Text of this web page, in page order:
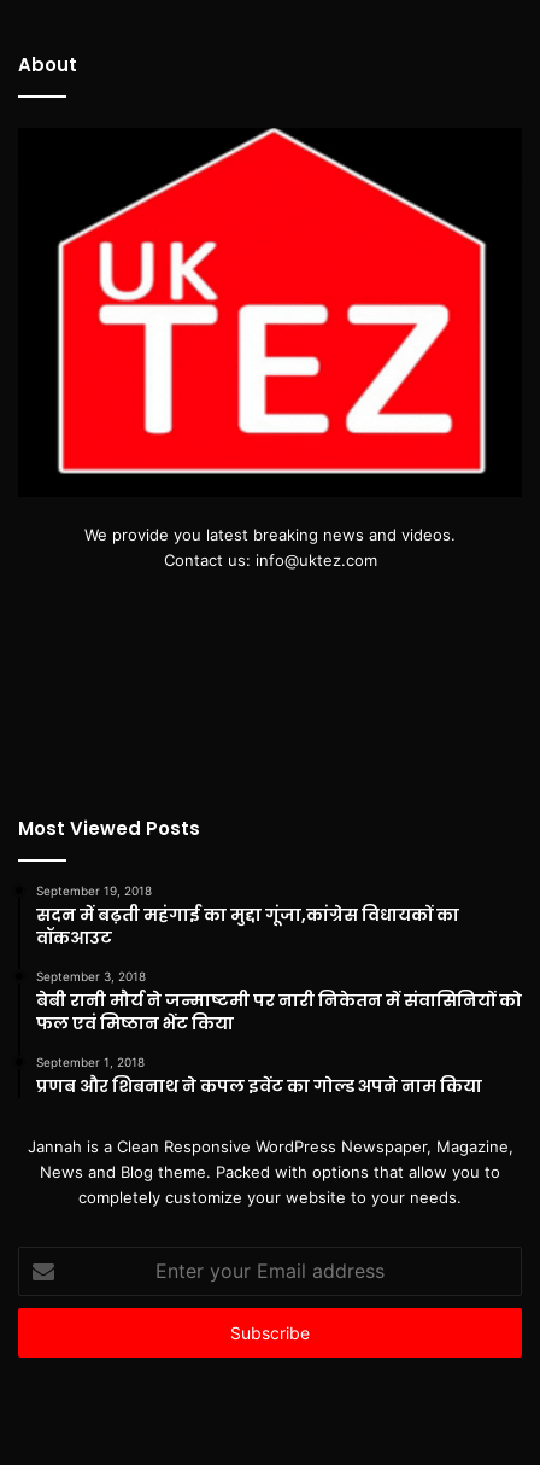
About
We provide you latest breaking news and videos.
Contact us: info@uktez.com
Most Viewed Posts
September 19, 2018
सदन में बढ़ती महंगाई का मुद्दा गूंजा,कांग्रेस विधायकों का
वॉकआउट
September 3, 2018
बेबी रानी मौर्य ने जन्माष्टमी पर नारी निकेतन में संवासिनियों को
फल एवं मिष्ठान भेंट किया
September 1, 2018
प्रणब और शिबनाथ ने कपल इवेंट का गोल्ड अपने नाम किया
Jannah is a Clean Responsive WordPress Newspaper, Magazine,
News and Blog theme. Packed with options that allow you to
completely customize your website to your needs.
Enter
your
Email